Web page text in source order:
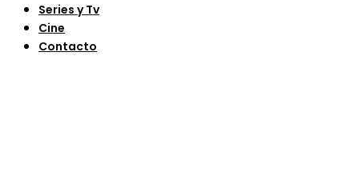
Series y Tv
Cine
Contacto